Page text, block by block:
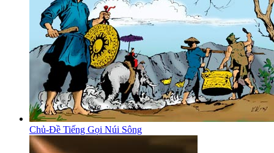
Chủ-Đề Tiếng Gọi Núi Sông